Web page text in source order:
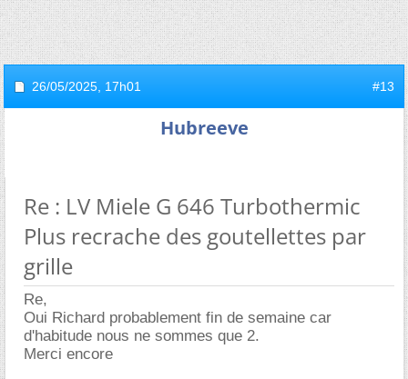
26/05/2025, 17h01 #13
Hubreeve
Re : LV Miele G 646 Turbothermic
Plus recrache des goutellettes par
grille
Re,
Oui Richard probablement fin de semaine car
d'habitude nous ne sommes que 2.
Merci encore